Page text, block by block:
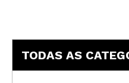
TODAS AS